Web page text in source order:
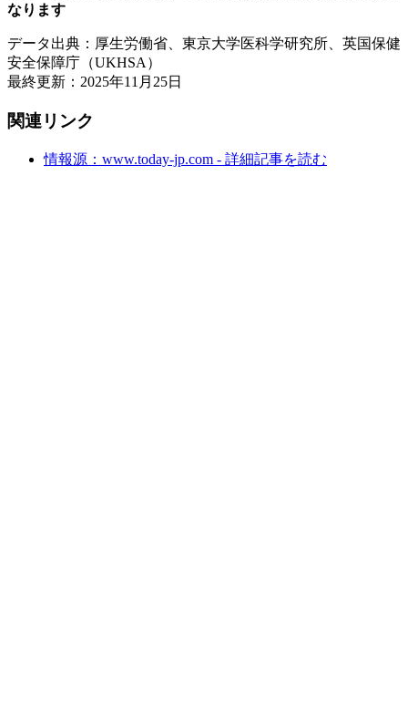
なります
データ出典：厚生労働省、東京大学医科学研究所、英国保健
安全保障庁（UKHSA）
最終更新：2025年11月25日
関連リンク
情報源：www.today-jp.com - 詳細記事を読む